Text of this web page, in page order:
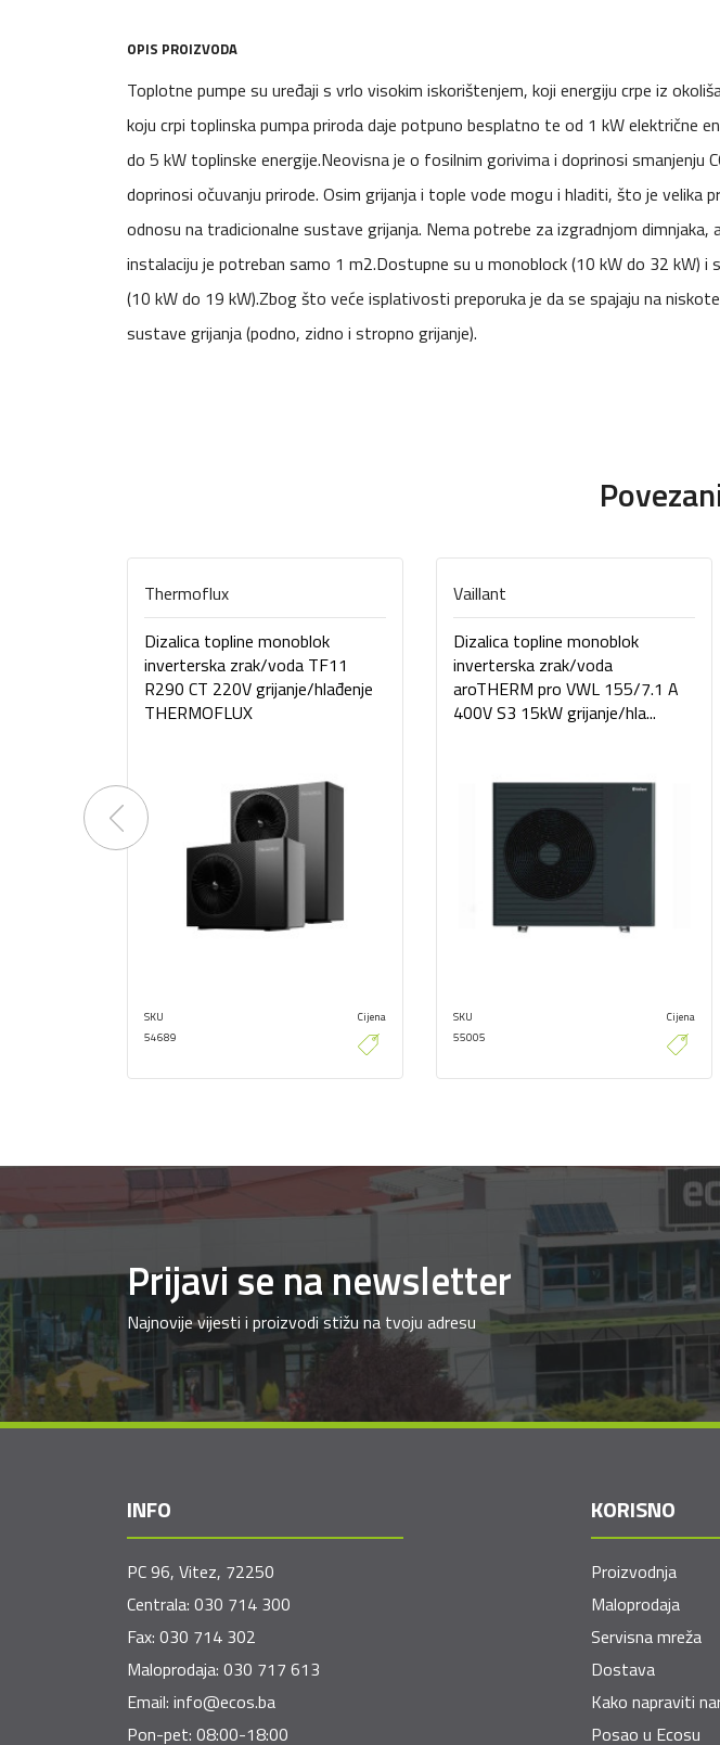
OPIS PROIZVODA
Toplotne pumpe su uređaji s vrlo visokim iskorištenjem, koji energiju crpe iz
koju crpi toplinska pumpa priroda daje potpuno besplatno te od 1 kW električne
do 5 kW toplinske energije.Neovisna je o fosilnim gorivima i doprinosi smanjenju
doprinosi očuvanju prirode. Osim grijanja i tople vode mogu i hladiti, što je velika
odnosu na tradicionalne sustave grijanja. Nema potrebe za izgradnjom dimnjaka,
instalaciju je potreban samo 1 m2.Dostupne su u monoblock (10 kW do 32 kW) i
(10 kW do 19 kW).Zbog što veće isplativosti preporuka je da se spajaju na
sustave grijanja (podno, zidno i stropno grijanje).
Thermoflux
Dizalica topline monoblok
inverterska zrak/voda TF11
R290 CT 220V grijanje/hlađenje
THERMOFLUX
SKU
54689
Cijena
Vaillant
Dizalica topline monoblok
inverterska zrak/voda
aroTHERM pro VWL 155/7.1 A
400V S3 15kW grijanje/hla...
SKU
55005
Cijena
Previous
Prijavi se na newsletter
Najnovije vijesti i proizvodi stižu na tvoju adresu
INFO
PC 96, Vitez, 72250
Centrala: 030 714 300
Fax: 030 714 302
Maloprodaja: 030 717 613
Email: info@ecos.ba
Pon-pet: 08:00-18:00
KORISNO
Proizvodnja
Maloprodaja
Servisna mreža
Dostava
Kako napraviti
Posao u Ecosu